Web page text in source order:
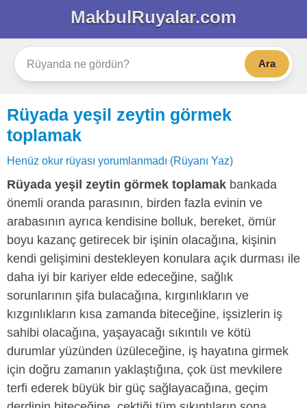
MakbulRuyalar.com
Ara
Rüyada yeşil zeytin görmek
toplamak
Henüz okur rüyası yorumlanmadı (Rüyanı Yaz)
Rüyada yeşil zeytin görmek toplamak bankada
önemli oranda parasının, birden fazla evinin ve
arabasının ayrıca kendisine bolluk, bereket, ömür
boyu kazanç getirecek bir işinin olacağına, kişinin
kendi gelişimini destekleyen konulara açık durması ile
daha iyi bir kariyer elde edeceğine, sağlık
sorunlarının şifa bulacağına, kırgınlıkların ve
kızgınlıkların kısa zamanda biteceğine, işsizlerin iş
sahibi olacağına, yaşayacağı sıkıntılı ve kötü
durumlar yüzünden üzüleceğine, iş hayatına girmek
için doğru zamanın yaklaştığına, çok üst mevkilere
terfi ederek büyük bir güç sağlayacağına, geçim